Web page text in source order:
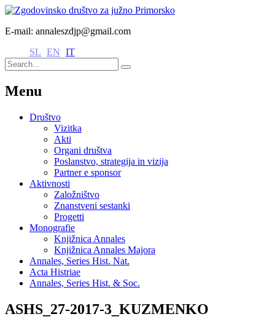
E-mail: annaleszdjp@gmail.com
SL EN IT
Menu
Društvo
Vizitka
Akti
Organi društva
Poslanstvo, strategija in vizija
Partner e sponsor
Aktivnosti
Založništvo
Znanstveni sestanki
Progetti
Monografie
Knjižnica Annales
Knjižnica Annales Majora
Annales, Series Hist. Nat.
Acta Histriae
Annales, Series Hist. & Soc.
ASHS_27-2017-3_KUZMENKO